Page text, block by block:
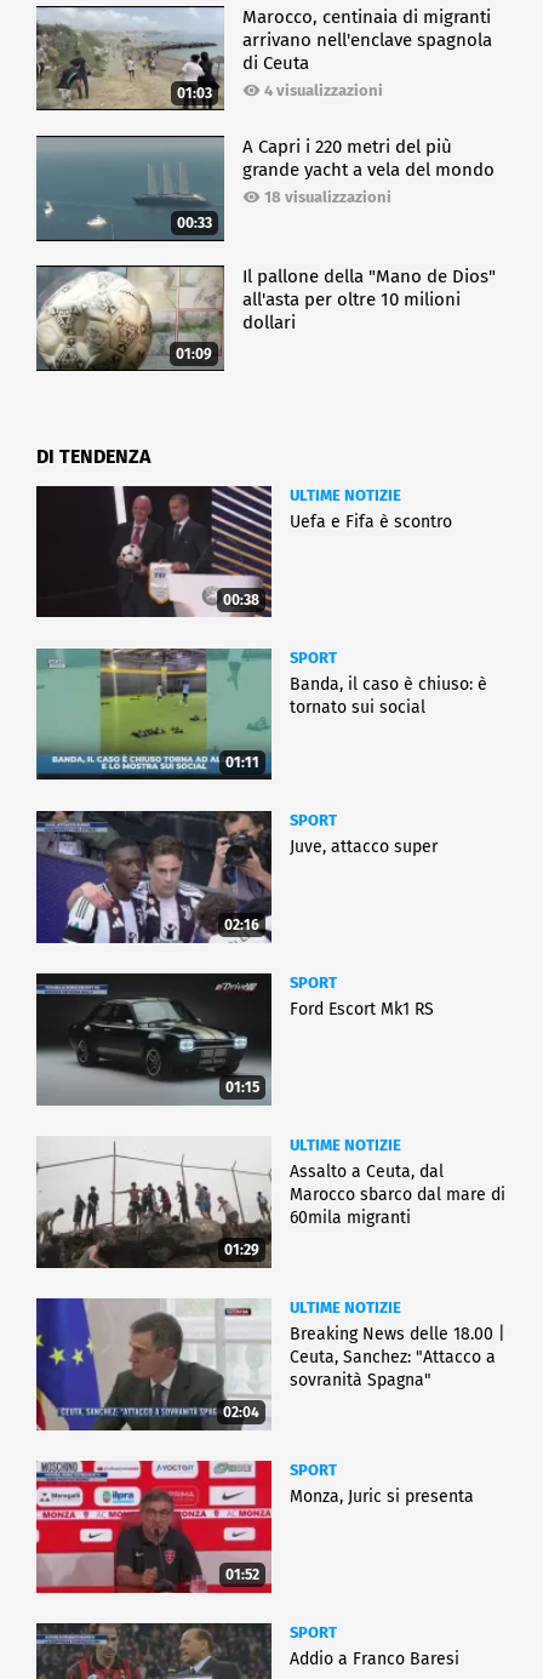
01:03
Marocco, centinaia di migranti
arrivano nell'enclave spagnola
di Ceuta
4 visualizzazioni
00:33
A Capri i 220 metri del più
grande yacht a vela del mondo
18 visualizzazioni
01:09
Il pallone della "Mano de Dios"
all'asta per oltre 10 milioni
dollari
DI TENDENZA
00:38
ULTIME NOTIZIE
Uefa e Fifa è scontro
01:11
SPORT
Banda, il caso è chiuso: è
tornato sui social
02:16
SPORT
Juve, attacco super
01:15
SPORT
Ford Escort Mk1 RS
01:29
ULTIME NOTIZIE
Assalto a Ceuta, dal
Marocco sbarco dal mare di
60mila migranti
02:04
ULTIME NOTIZIE
Breaking News delle 18.00 |
Ceuta, Sanchez: "Attacco a
sovranità Spagna"
01:52
SPORT
Monza, Juric si presenta
SPORT
Addio a Franco Baresi